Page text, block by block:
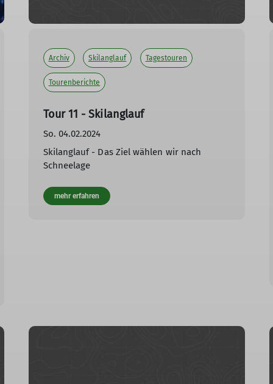
Archiv Skilanglauf Tagestouren
Tourenberichte
Tour 11 - Skilanglauf
So. 04.02.2024
Skilanglauf - Das Ziel wählen wir nach
Schneelage
mehr erfahren